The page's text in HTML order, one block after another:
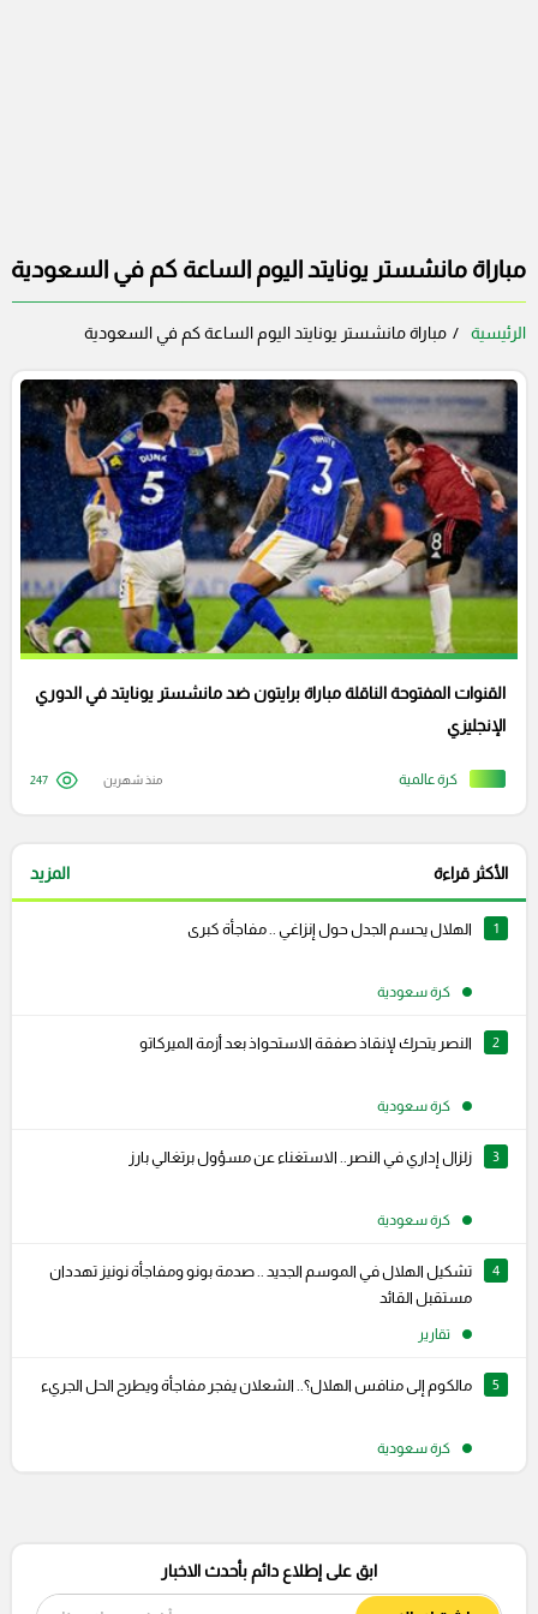
مباراة مانشستر يونايتد اليوم الساعة كم في السعودية
الرئيسية مباراة مانشستر يونايتد اليوم الساعة كم في السعودية
كرة عالمية
القنوات المفتوحة الناقلة مباراة برايتون ضد مانشستر يونايتد في الدوري
الإنجليزي
منذ شهرين 247
الأكثر قراءة المزيد
1 الهلال يحسم الجدل حول إنزاغي .. مفاجأة كبرى
كرة سعودية
2 النصر يتحرك لإنقاذ صفقة الاستحواذ بعد أزمة الميركاتو
كرة سعودية
3 زلزال إداري في النصر.. الاستغناء عن مسؤول برتغالي بارز
كرة سعودية
4
تشكيل الهلال في الموسم الجديد .. صدمة بونو ومفاجأة نونيز تهددان
مستقبل القائد
تقارير
5 مالكوم إلى منافس الهلال؟.. الشعلان يفجر مفاجأة ويطرح الحل الجريء
كرة سعودية
ابق على إطلاع دائم بأحدث الاخبار